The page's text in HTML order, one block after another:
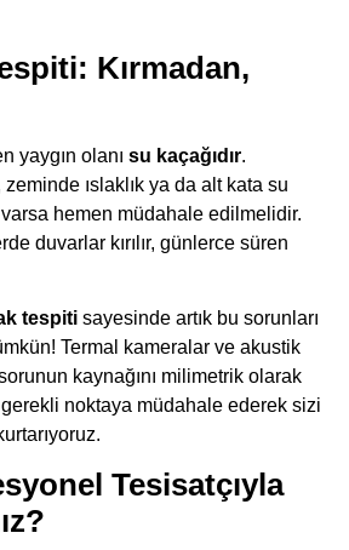
Kırmadan,
yaygın olanı su kaçağıdır.
ıslaklık ya da alt kata su
hemen müdahale edilmelidir.
duvarlar kırılır, günlerce süren
tespiti sayesinde artık bu sorunları
Termal kameralar ve akustik
kaynağını milimetrik olarak
noktaya müdahale ederek sizi
Tesisatçıyla